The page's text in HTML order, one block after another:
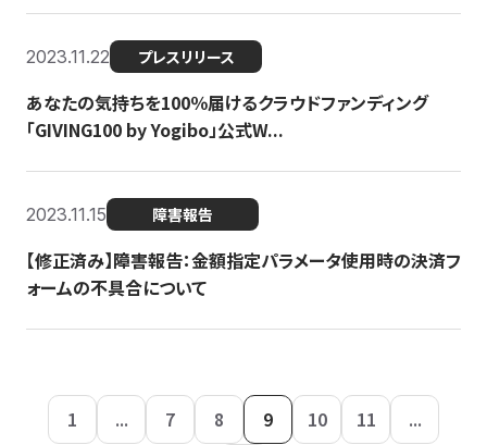
2023.11.22 プレスリリース
あなたの気持ちを100％届けるクラウドファンディング
「GIVING100 by Yogibo」公式W...
2023.11.15 障害報告
【修正済み】障害報告：金額指定パラメータ使用時の決済フ
ォームの不具合について
1 ... 7 8 9 10 11
...